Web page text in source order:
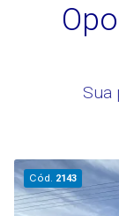
Sua
Cód. 2143